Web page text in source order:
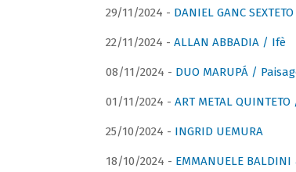
29/11/2024 - DANIEL GANC SEXTETO
22/11/2024 - ALLAN ABBADIA / Ifè
08/11/2024 - DUO MARUPÁ /
01/11/2024 - ART METAL
25/10/2024 - INGRID UEMURA
18/10/2024 - EMMANUELE